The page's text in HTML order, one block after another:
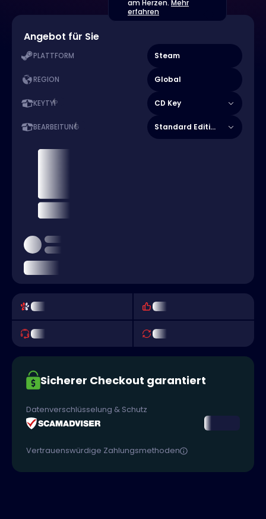
am Herzen. Mehr
erfahren
Angebot für Sie
PLATTFORM Steam
REGION Global
KEYTYP CD Key
BEARBEITUNG Standard Edition
Sicherer Checkout garantiert
Datenverschlüsselung & Schutz
Vertrauenswürdige Zahlungsmethoden